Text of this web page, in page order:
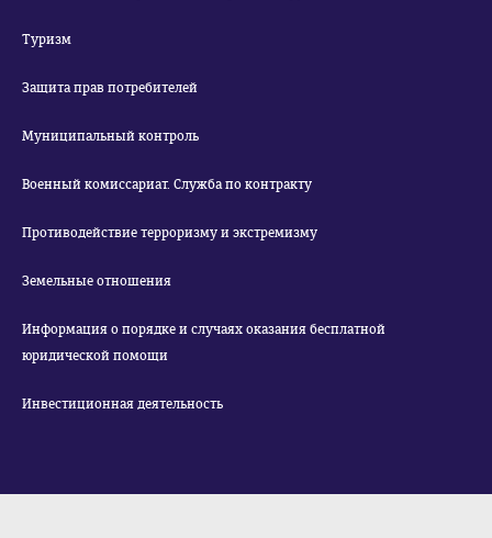
Туризм
Защита прав потребителей
Муниципальный контроль
Военный комиссариат. Служба по контракту
Противодействие терроризму и экстремизму
Земельные отношения
Информация о порядке и случаях оказания бесплатной
юридической помощи
Инвестиционная деятельность